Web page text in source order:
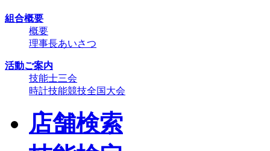
組合概要
概要
理事長あいさつ
活動ご案内
技能士三会
時計技能競技全国大会
店舗検索